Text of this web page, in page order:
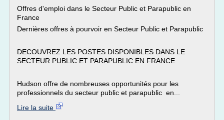
Offres d'emploi dans le Secteur Public et Parapublic en
France
Dernières offres à pourvoir en Secteur Public et Parapublic
DECOUVREZ LES POSTES DISPONIBLES DANS LE
SECTEUR PUBLIC ET PARAPUBLIC EN FRANCE
Hudson offre de nombreuses opportunités pour les
professionnels du secteur public et parapublic en...
Lire la suite